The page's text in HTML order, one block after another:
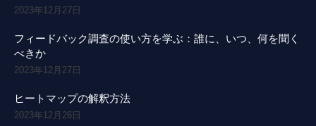
2023年12月27日
フィードバック調査の使い方を学ぶ：誰に、いつ、何を聞く
べきか
2023年12月27日
ヒートマップの解釈方法
2023年12月26日